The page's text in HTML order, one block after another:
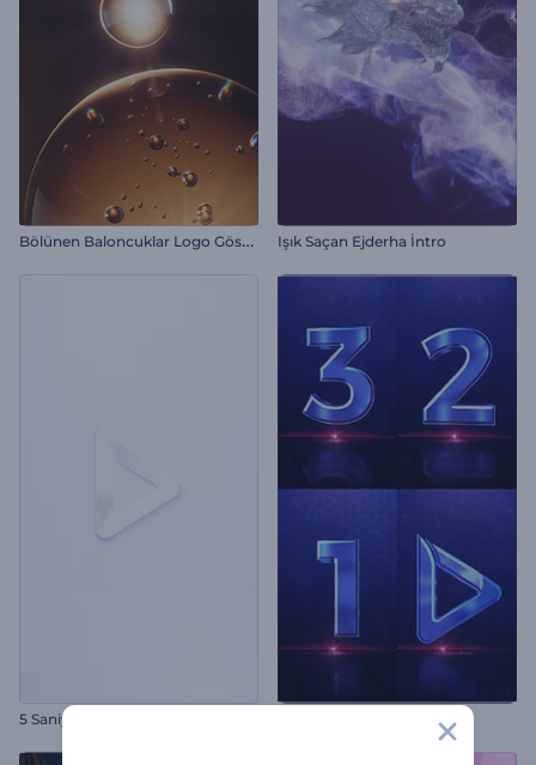
B
ölünen Baloncuklar Logo Gösterimi Işık Saçan Ejderha İntro
5 Saniyelik Versiyon Geri Sayım Logosu Tanıtımı